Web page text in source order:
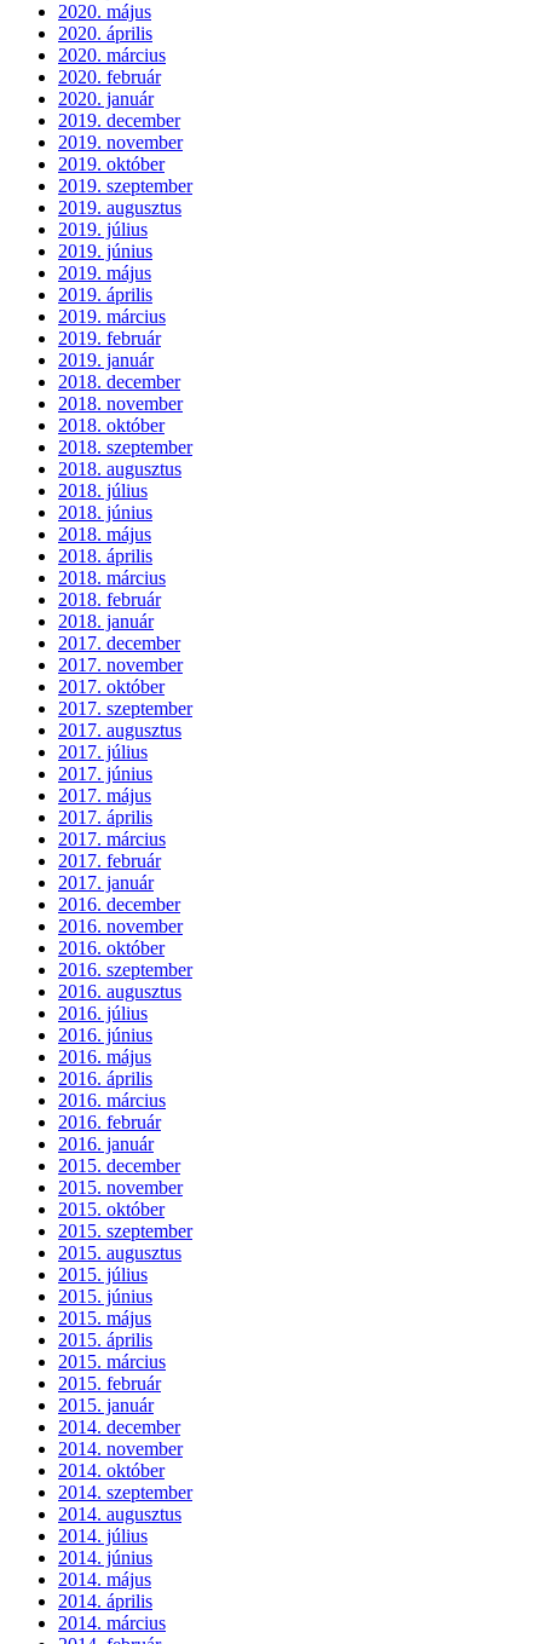
2020. május
2020. április
2020. március
2020. február
2020. január
2019. december
2019. november
2019. október
2019. szeptember
2019. augusztus
2019. július
2019. június
2019. május
2019. április
2019. március
2019. február
2019. január
2018. december
2018. november
2018. október
2018. szeptember
2018. augusztus
2018. július
2018. június
2018. május
2018. április
2018. március
2018. február
2018. január
2017. december
2017. november
2017. október
2017. szeptember
2017. augusztus
2017. július
2017. június
2017. május
2017. április
2017. március
2017. február
2017. január
2016. december
2016. november
2016. október
2016. szeptember
2016. augusztus
2016. július
2016. június
2016. május
2016. április
2016. március
2016. február
2016. január
2015. december
2015. november
2015. október
2015. szeptember
2015. augusztus
2015. július
2015. június
2015. május
2015. április
2015. március
2015. február
2015. január
2014. december
2014. november
2014. október
2014. szeptember
2014. augusztus
2014. július
2014. június
2014. május
2014. április
2014. március